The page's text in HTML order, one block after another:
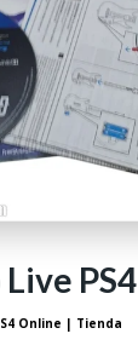
PS4
Online | Tienda